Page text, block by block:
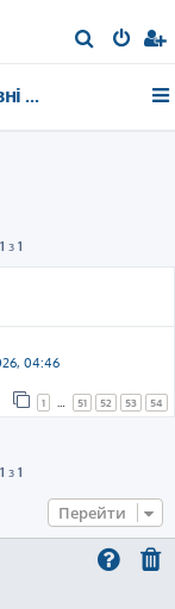
о
Активні теми
1 з 1
04:46
1 51 52 53 54
1 з 1
Перейти